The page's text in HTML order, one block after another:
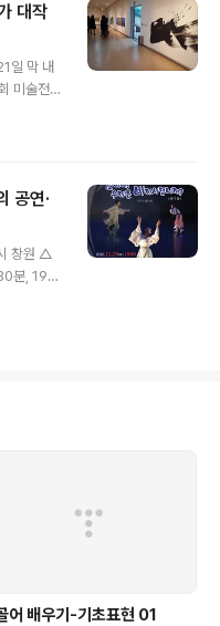
대작
일 막 내
미술전
그림을
좀 입체
소재를
주 구상
성을 강
는 사람
간씩의
공연·
창원 △
분, 19·2
기연주
7시. 성
복지재
아트
‘님이
어 배우기-기초표현 01